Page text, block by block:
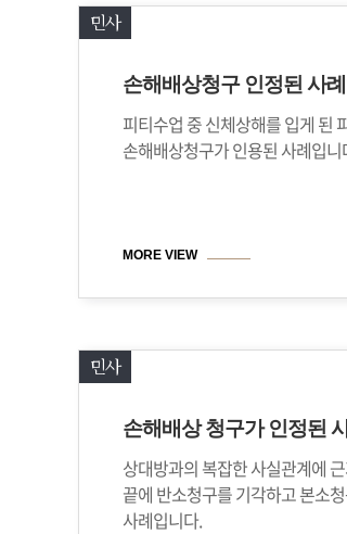
민사
손해배상청구 인정된 사
피티수업 중 신체상해를 입게 된
손해배상청구가 인용된 사례입니
MORE VIEW
민사
손해배상 청구가 인정된
상대방과의 복잡한 사실관계에
끝에 반소청구를 기각하고 본소
사례입니다.